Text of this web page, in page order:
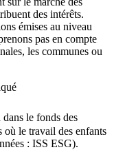
des intérêts.
émises au niveau
pas en compte
les communes ou
le fonds des
où le travail des enfants
: ISS ESG).